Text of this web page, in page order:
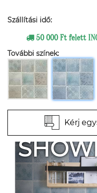
Szállítási idő:
50 000 Ft felett
További színek:
Kérj